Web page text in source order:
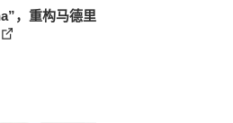
，重构马德里